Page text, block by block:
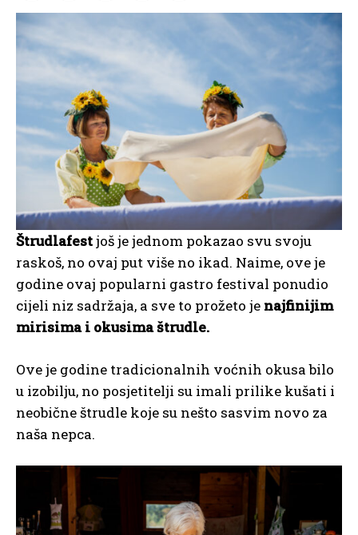
Štrudlafestjoš je jednom pokazao svu svoju
raskoš, no ovaj put više no ikad. Naime, ove je
godine ovaj popularni gastro festival ponudio
cijeli niz sadržaja, a sve to prožeto je najfinijim
mirisima i okusima štrudle.
Ove je godine tradicionalnih voćnih okusa bilo
u izobilju, no posjetitelji su imali prilike kušati i
neobične štrudle koje su nešto sasvim novo za
naša nepca.